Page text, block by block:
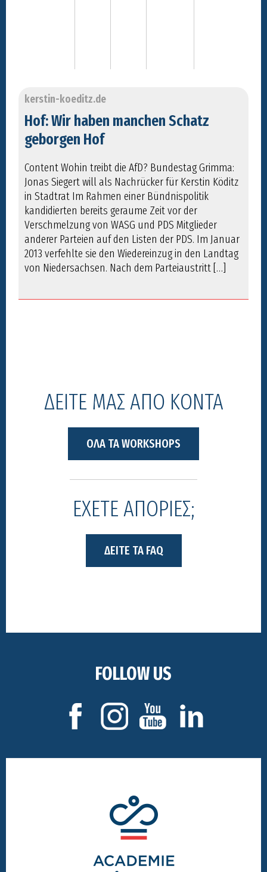
kerstin-koeditz.de
Hof: Wir haben manchen Schatz
geborgen Hof
Content Wohin treibt die AfD? Bundestag Grimma:
Jonas Siegert will als Nachrücker für Kerstin Köditz
in Stadtrat Im Rahmen einer Bündnispolitik
kandidierten bereits geraume Zeit vor der
Verschmelzung von WASG und PDS Mitglieder
anderer Parteien auf den Listen der PDS. Im Januar
2013 verfehlte sie den Wiedereinzug in den Landtag
von Niedersachsen. Nach dem Parteiaustritt […]
ΔΕΙΤΕ ΜΑΣ ΑΠΟ ΚΟΝΤΑ
ΟΛΑ ΤΑ WORKSHOPS
ΕΧΕΤΕ ΑΠΟΡΙΕΣ;
ΔΕΙΤΕ ΤΑ FAQ
FOLLOW US